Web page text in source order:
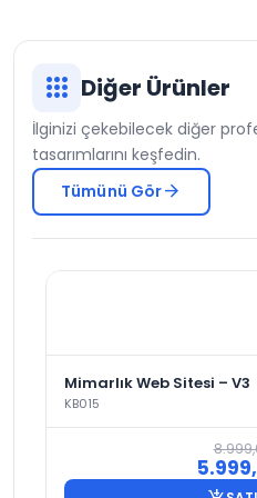
apps Diğer Ürünler
İlginizi çekebilecek diğer
tasarımlarını keşfedin.
Tümünü Görarrow_forward
Mimarlık Web Sitesi – V3
KB015
fiyat: